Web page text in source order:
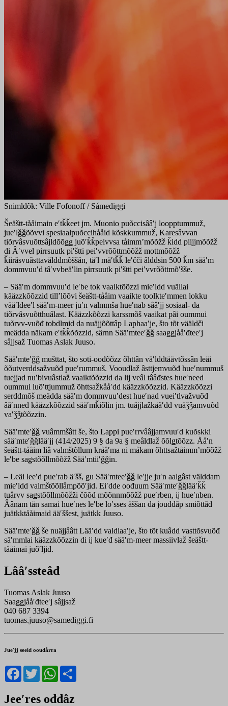
Snimldõk: Ville Fofonoff / Sámediggi
Šeäštt-tååimain eʹtǩǩeet jm. Muonio puõccisââʹj loopptummuž,
jueʹlǧǧõõvvi spesiaalpuõccihååid kõskkummuž, Karesâvvan
tiõrvâsvuõttsâjldõõǥǥ juõʹǩǩpeivvsa tåimmʼmõõžž ǩidd piijjmõõžž
di Âʹvvel pirrsuutk piʹštti peiʹvvrõõttmõõžž mottmõõžž
ǩiirâsvuâsttavälddmõššân, täʹl mäʹtǩǩ leʹčči âlddsin 500 ǩm sääʹm
dommvuuʹd tâʹvvbeäʹlin pirrsuutk piʹštti peiʹvvrõõttmõʹšše.
– Sääʹm dommvuuʹd leʹbe tok vaaiktõõzzi mieʹldd vuällai
kääzzkõõzzid tillʼlõõvi šeäštt-tååim vaaikte toolkteʹmmen lokku
vääʹldeeʹl sääʹm-meer juʹn valmmša hueʹnab sââʹjj sosiaal- da
tiõrvâsvuõtthuâlast. Kääzzkõõzzi karssmõš vaaikat pâi oummui
tuõrvv-vuõđ tobdlmid da nuäjjõõttâp Laphaaʹje, što tõt vääldči
meädda näkam eʹtǩǩõõzzid, särnn Sääʹmteeʹǧǧ saaǥǥjååʹđteeʹj
sâjjsaž Tuomas Aslak Juuso.
Sääʹmteʹǧǧ mušttat, što soti-oođõõzz õhttân väʹlddtäävtõssân leäi
õõutverddsažvuõđ pueʹrummuš. Vooudlaž âsttjemvuõđ hueʹnummuš
tuejjad nuʹbivuâstlaž vaaiktõõzzid da lij veâl tââđstes hueʹneed
oummui luõʹttjummuž õhttsažkååʹdd kääzzkõõzzid. Kääzzkõõzzi
serddmõš meädda sääʹm dommvuuʹdest hueʹnad vueiʹtlvažvuõđ
ââʹnned kääzzkõõzzid sääʹmǩiõlin jm. tuâjjlažkååʹdd vuäǯǯamvuõđ
vaʹǯǯtõõzzin.
Sääʹmteʹǧǧ vuâmmšâtt še, što Lappi pueʹrrvââjjamvuuʹd kuõskki
sääʹmteʹǧǧlääʹjj (414/2025) 9 § da 9a § meâldlaž õõlǥtõõzz. Ååʹn
šeäštt-tååim liâ valmštõllum krååʹma ni måkam õhttsažtåimmʼmõõžž
leʹbe saǥstõõllmõõžž Sääʹmtiiʹǧǧin.
– Leäi leeʹd pueʹrab äʹšš, ǥu Sääʹmteeʹǧǧ leʹjje juʹn aalǥâst välddam
mieʹldd valmštõõllâmpõõʹjid. Eiʹdde oođuum Sääʹmteʹǧǧlääʹǩǩ
tuârvv saǥstõõllmõõžži čõõđ mõõnnmõõžž pueʹrben, ij hueʹnben.
Âânam tän samai hueʹnes leʹbe loʹsses äššan da jouddâp smiõttâd
juätkktååimaid ääʹššest, juätkk Juuso.
Sääʹmteʹǧǧ še nuäjjââtt Lääʹdd valdiaaʹje, što tõt kuâdd vasttõsvuõđ
säʹmmlai kääzzkõõzzin di ij kueʹđ sääʹm-meer massiivlaž šeäštt-
tååimai juõʹljid.
Lââʹssteâđ
Tuomas Aslak Juuso
Saaǥǥjååʹđteeʹj sâjjsaž
040 687 3394
tuomas.juuso@samediggi.fi
Jueʹjj seeid ooudårra
Facebook
TwitterWhatsApp
Jeeʹres ođđâz